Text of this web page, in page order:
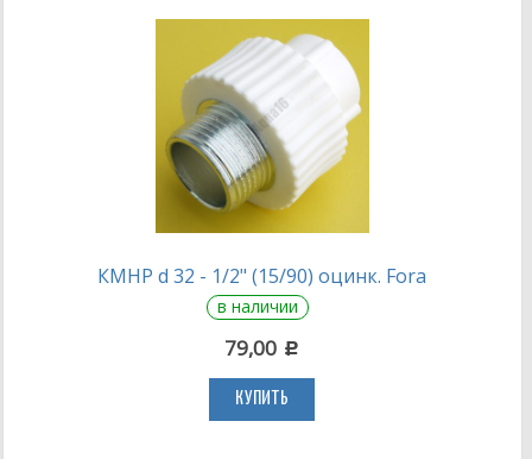
КМНР d 32 - 1/2" (15/90) оцинк. Fora
в наличии
79,00 c
КУПИТЬ